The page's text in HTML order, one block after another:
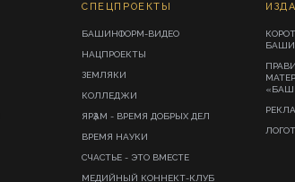
СПЕЦПРОЕКТЫ
БАШИНФОРМ-ВИДЕО
НАЦПРОЕКТЫ
ЗЕМЛЯКИ
КОЛЛЕДЖИ
ЯРҘАМ - ВРЕМЯ ДОБРЫХ ДЕЛ
ВРЕМЯ НАУКИ
СЧАСТЬЕ - ЭТО ВМЕСТЕ
МЕДИЙНЫЙ КОННЕКТ-КЛУБ